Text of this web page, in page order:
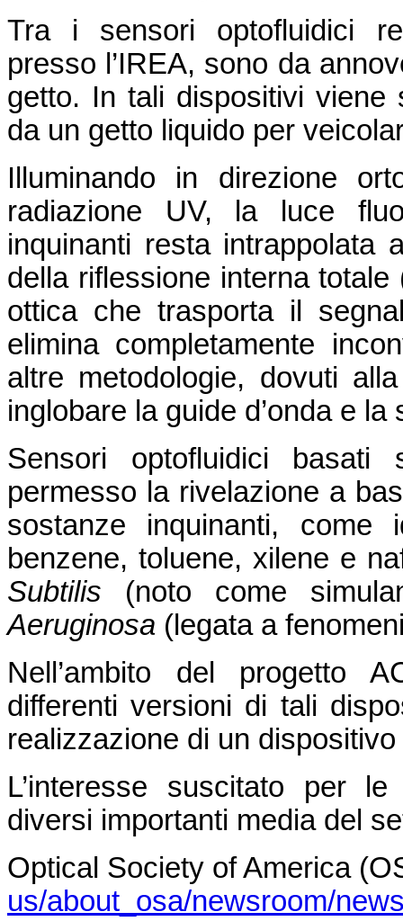
Tra i sensori optofluidici
presso l’IREA, sono da
getto. In tali dispositivi viene
da un getto liquido per
Illuminando in direzione
radiazione UV, la luce
inquinanti resta intrappolata
della riflessione interna
ottica che trasporta il
elimina completamente
altre metodologie, dovuti
inglobare la guide d’onda e
Sensori optofluidici
permesso la rivelazione a
sostanze inquinanti, come
benzene, toluene, xilene e
Subtilis (noto come
Aeruginosa (legata a
Nell’ambito del progetto
differenti versioni di tali
realizzazione di un
L’interesse suscitato per
diversi importanti media del
Optical Society of America
us/about_osa/newsroom/